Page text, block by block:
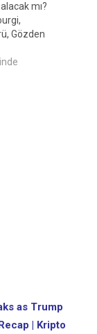
mı?
Gözden
Biz:
as Trump
| Kripto